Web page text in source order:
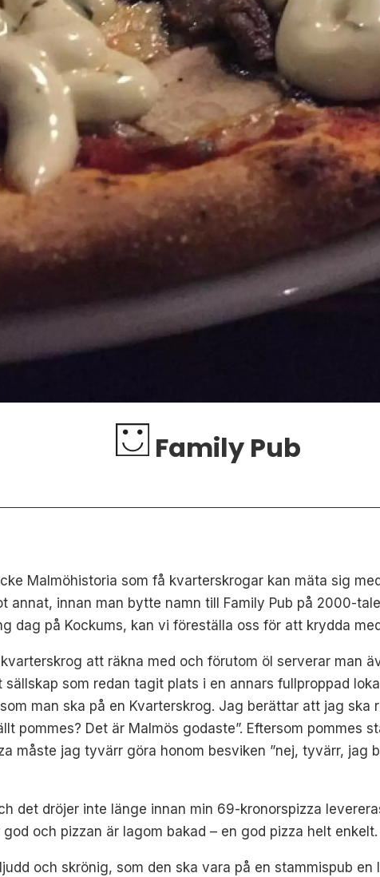
Family Pub
Malmöhistoria som få kvarterskrogar kan mäta sig
annat, innan man bytte namn till Family Pub på 2000-
dag på Kockums, kan vi föreställa oss för att krydda
att räkna med och förutom öl serverar man
som redan tagit plats i en annars fullproppad
man ska på en Kvarterskrog. Jag berättar att jag ska
pommes? Det är Malmös godaste”. Eftersom pommes
måste jag tyvärr göra honom besviken ”nej, tyvärr, jag
det dröjer inte länge innan min 69-kronorspizza
och pizzan är lagom bakad – en god pizza helt enkelt.
och skrönig, som den ska vara på en stammispub en